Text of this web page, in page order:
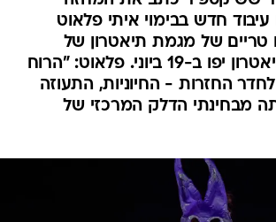
עיבוד חדש בבימוי איתי פלאוט
טריים של מגמת תיאטרון של
תלמה ילין, בתיאטרון יפו ב-19 ביוני. פלאוט: "הרוח
החזרות - החיוניות, התעוזה
מבחינתי הדלק המרכזי של